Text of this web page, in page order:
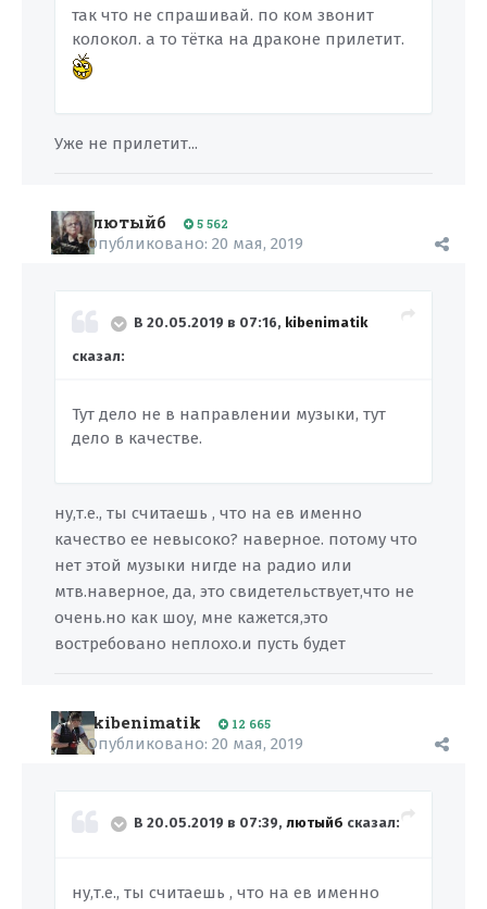
так что не спрашивай. по ком звонит
колокол. а то тётка на драконе прилетит.
Уже не прилетит...
лютыйб 5 562
Опубликовано: 20 мая, 2019
В 20.05.2019 в 07:16, kibenimatik
сказал:
Тут дело не в направлении музыки, тут
дело в качестве.
ну,т.е., ты считаешь , что на ев именно
качество ее невысоко? наверное. потому что
нет этой музыки нигде на радио или
мтв.наверное, да, это свидетельствует,что не
очень.но как шоу, мне кажется,это
востребовано неплохо.и пусть будет
kibenimatik 12 665
Опубликовано: 20 мая, 2019
В 20.05.2019 в 07:39, лютыйб сказал:
ну,т.е., ты считаешь , что на ев именно